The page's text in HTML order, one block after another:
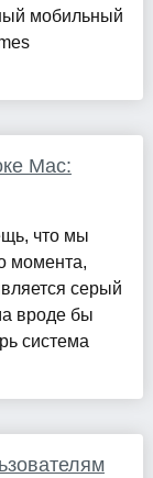
мобильный
Mac:
что мы
момента,
серый
вроде бы
система